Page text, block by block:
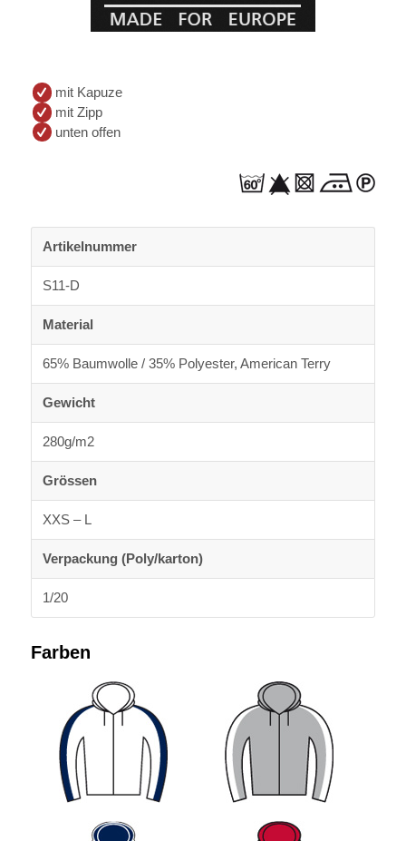
mit Kapuze
mit Zipp
unten offen
Artikelnummer
S11-D
Material
65% Baumwolle / 35% Polyester, American Terry
Gewicht
280g/m2
Grössen
XXS – L
Verpackung (Poly/karton)
1/20
Farben